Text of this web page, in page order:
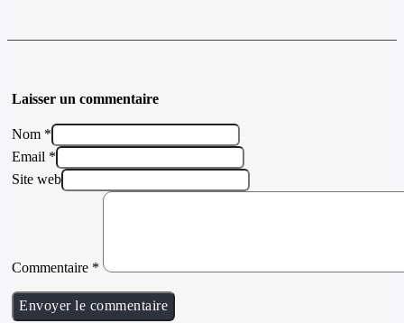
Laisser un commentaire
Nom *
Email *
Site web
Commentaire *